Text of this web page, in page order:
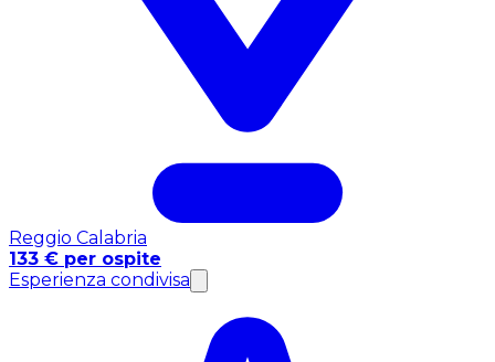
Reggio Calabria
133 € per ospite
Esperienza condivisa